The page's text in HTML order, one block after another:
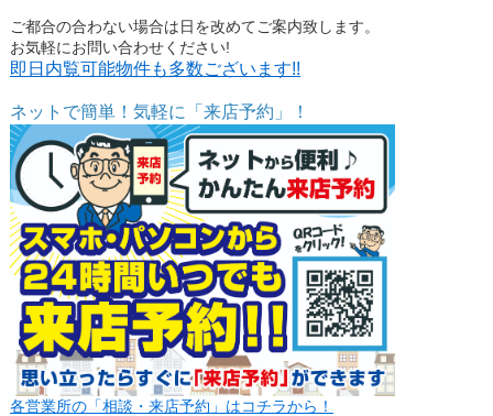
ご都合の合わない場合は日を改めてご案内致します。
お気軽にお問い合わせください!
即日内覧可能物件も多数ございます!!
ネットで簡単！気軽に「来店予約」！
各営業所の「相談・来店予約」はコチラから！